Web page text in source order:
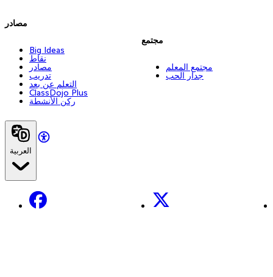
مصادر
Big Ideas
نقاط
مصادر
تدريب
التعلم عن بعد
ClassDojo Plus
ركن الأنشطة
مجتمع
مجتمع المعلم
جدار الحب
العربية
Facebook X